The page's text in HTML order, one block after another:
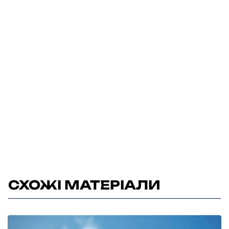
СХОЖІ МАТЕРІАЛИ